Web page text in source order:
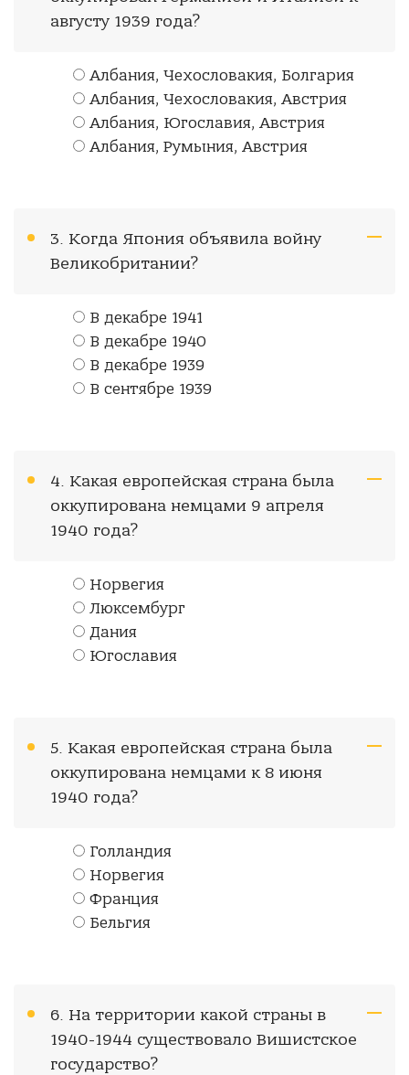
августу 1939 года?
Албания, Чехословакия, Болгария
Албания, Чехословакия, Австрия
Албания, Югославия, Австрия
Албания, Румыния, Австрия
3. Когда Япония объявила войну
Великобритании?
В декабре 1941
В декабре 1940
В декабре 1939
В сентябре 1939
4. Какая европейская страна была
оккупирована немцами 9 апреля
1940 года?
Норвегия
Люксембург
Дания
Югославия
5. Какая европейская страна была
оккупирована немцами к 8 июня
1940 года?
Голландия
Норвегия
Франция
Бельгия
6. На территории какой страны в
1940-1944 существовало Вишистское
государство?